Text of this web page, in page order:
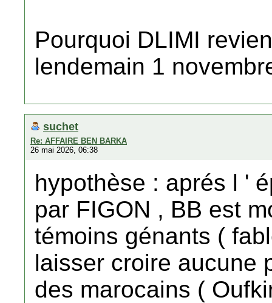
Pourquoi DLIMI
lendemain 1
suchet
Re: AFFAIRE BEN BARKA
26 mai 2026, 06:38
hypothèse : aprés l '
par FIGON , BB est
témoins génants (
laisser croire aucune
des marocains (